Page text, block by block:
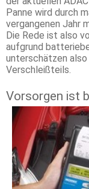
Panne wird durch
vergangenen Jahr
Die Rede ist also
aufgrund
unterschätzen
Verschleißteils.
Vorsorgen ist